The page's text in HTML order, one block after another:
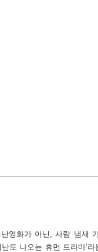
영화가 아닌, 사람 냄새
도 나오는 휴먼 드라마’